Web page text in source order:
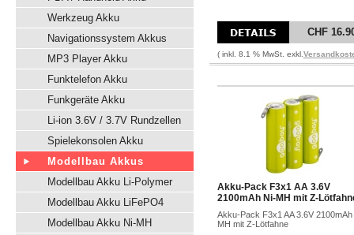
Werkzeug Akku
Navigationssystem Akkus
MP3 Player Akku
Funktelefon Akku
Funkgeräte Akku
Li-ion 3.6V / 3.7V Rundzellen
Spielekonsolen Akku
Modellbau Akkus
Modellbau Akku Li-Polymer
Modellbau Akku LiFePO4
Modellbau Akku Ni-MH
CHF
( inkl. 8.1 % MwSt. exkl.
Akku-Pack F3x1 AA 3.6V
2100mAh Ni-MH mit Z-
Akku-Pack F3x1 AA 3.6V 2100mAh
MH mit Z-Lötfahne